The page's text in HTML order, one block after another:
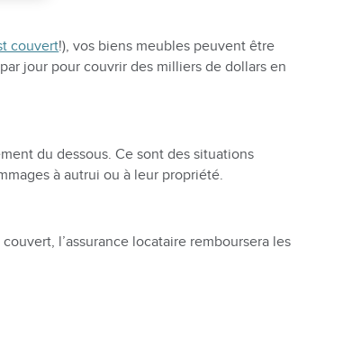
couvert!), vos biens meubles peuvent être
jour pour couvrir des milliers de dollars en
du dessous. Ce sont des situations
à autrui ou à leur propriété.
l’assurance locataire remboursera les